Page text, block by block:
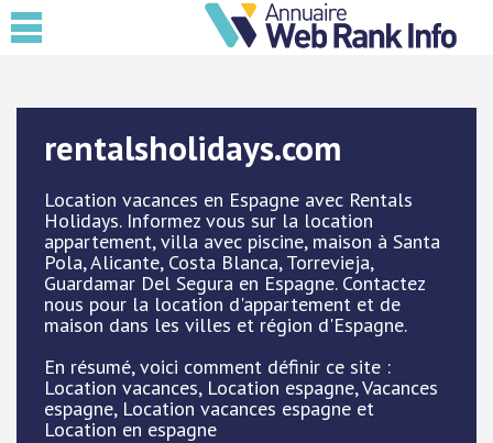
rentalsholidays.com
Location vacances en Espagne avec Rentals
Holidays. Informez vous sur la location
appartement, villa avec piscine, maison à Santa
Pola, Alicante, Costa Blanca, Torrevieja,
Guardamar Del Segura en Espagne. Contactez
nous pour la location d'appartement et de
maison dans les villes et région d'Espagne.
En résumé, voici comment définir ce site :
Location vacances, Location espagne, Vacances
espagne, Location vacances espagne et
Location en espagne